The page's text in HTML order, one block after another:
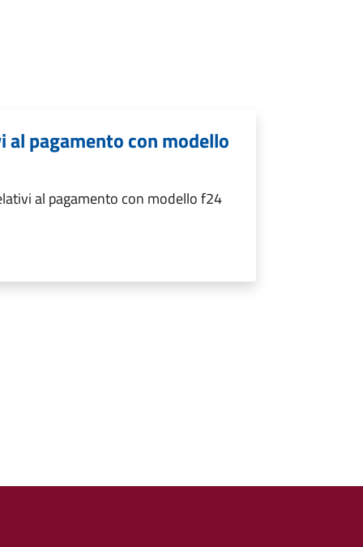
pagamento con modello
al pagamento con modello f24